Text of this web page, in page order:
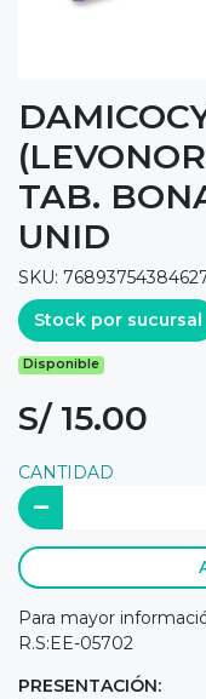
TAB.
UNID
SKU:
Stock por sucursal
Disponible
S/ 15.00
CANTIDAD
Para mayor
R.S:EE-05702
PRESENTACIÓN: